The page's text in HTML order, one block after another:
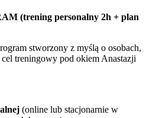
(trening personalny 2h + plan
stworzony z myślą o osobach,
treningowy pod okiem Anastazji
(online lub stacjonarnie w